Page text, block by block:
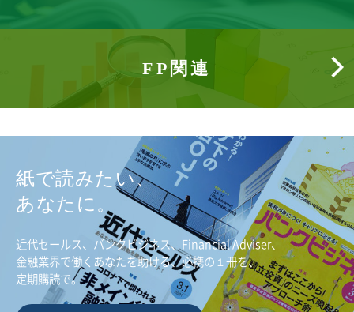
FP関連
紙で読みたい、
あなたに。
近代セールス、バンクビジネス、Financial Adviser、
金融業界で働くあなたを助ける、必携の１冊を、
定期購読で。